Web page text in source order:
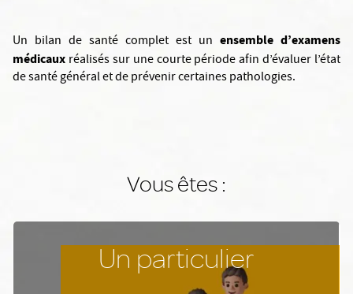
Un bilan de santé complet est un ensemble d’examens
médicaux réalisés sur une courte période afin d’évaluer l’état
de santé général et de prévenir certaines pathologies.
Vous êtes :
Un particulier